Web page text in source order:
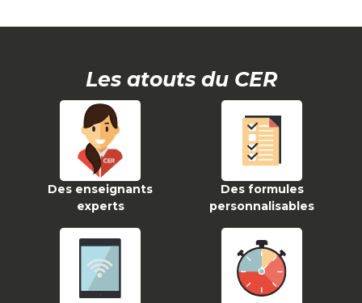
Les atouts du CER
Des enseignants
experts
Des formules
personnalisables